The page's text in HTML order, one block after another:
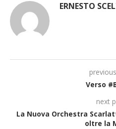
ERNESTO
Verso
next
La Nuova Orchestra
oltre la